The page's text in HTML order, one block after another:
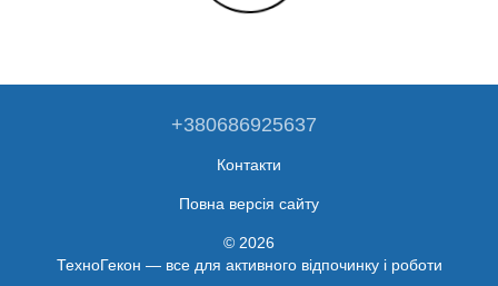
+380686925637
Контакти
Повна версія сайту
© 2026
ТехноГекон — все для активного відпочинку і роботи